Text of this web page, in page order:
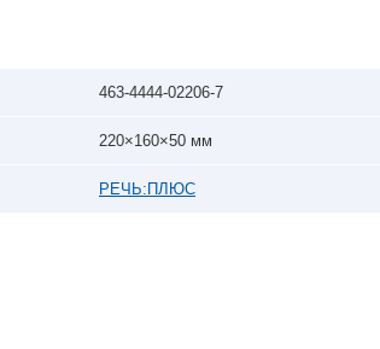
463-4444-02206-7
220×160×50 мм
РЕЧЬ:ПЛЮС